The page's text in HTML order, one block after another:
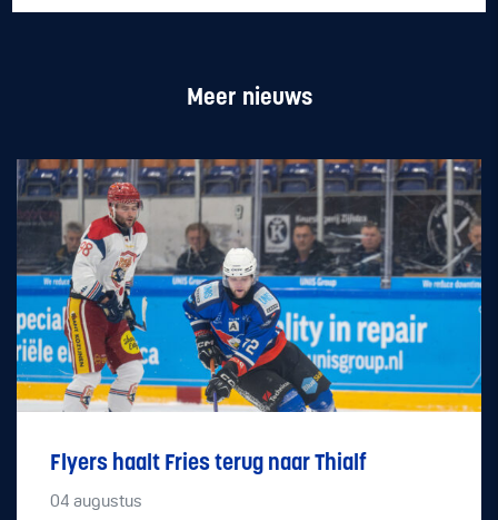
Meer nieuws
Flyers haalt Fries terug naar Thialf
04 augustus